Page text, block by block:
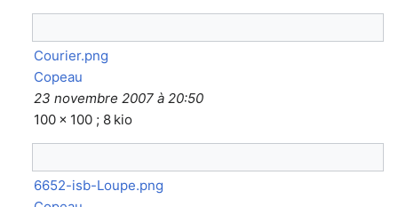
Courier.png
Copeau
23 novembre 2007 à 20:50
100 × 100 ; 8 kio
6652-isb-Loupe.png